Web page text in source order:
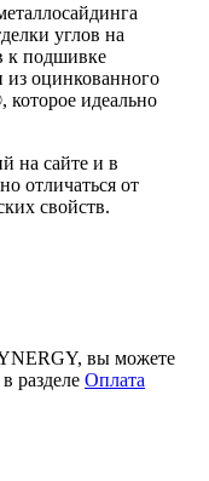
углов на
к подшивке
из оцинкованного
идеально
на сайте и в
отличаться от
свойств.
вы можете
разделе Оплата